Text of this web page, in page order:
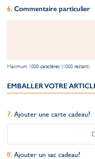
Commentaire particulier
Maximum 1000 caractères (1000 restant)
EMBALLER VOTRE
Ajouter une carte cadeau?
Ajouter un sac cadeau?